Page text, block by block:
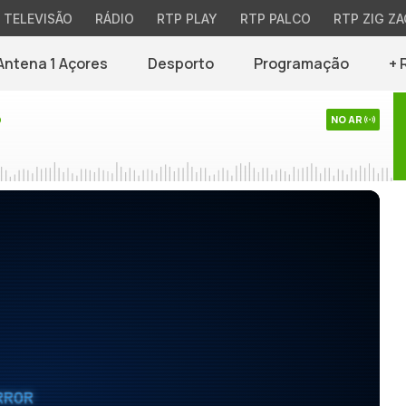
TELEVISÃO RÁDIO RTP PLAY RTP PALCO RTP ZIG
1 Açores Desporto Programação +
NO AR